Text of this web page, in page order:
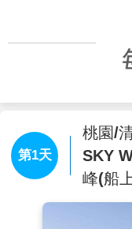
第1天
桃園/
SKY
峰(船